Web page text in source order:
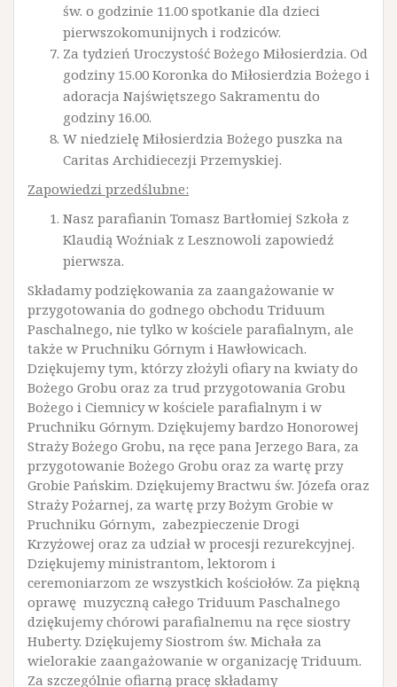
św. o godzinie 11.00 spotkanie dla dzieci
pierwszokomunijnych i rodziców.
Za tydzień Uroczystość Bożego Miłosierdzia. Od
godziny 15.00 Koronka do Miłosierdzia Bożego i
adoracja Najświętszego Sakramentu do
godziny 16.00.
W niedzielę Miłosierdzia Bożego puszka na
Caritas Archidiecezji Przemyskiej.
Zapowiedzi przedślubne:
Nasz parafianin Tomasz Bartłomiej Szkoła z
Klaudią Woźniak z Lesznowoli zapowiedź
pierwsza.
Składamy podziękowania za zaangażowanie w
przygotowania do godnego obchodu Triduum
Paschalnego, nie tylko w kościele parafialnym, ale
także w Pruchniku Górnym i Hawłowicach.
Dziękujemy tym, którzy złożyli ofiary na kwiaty do
Bożego Grobu oraz za trud przygotowania Grobu
Bożego i Ciemnicy w kościele parafialnym i w
Pruchniku Górnym. Dziękujemy bardzo Honorowej
Straży Bożego Grobu, na ręce pana Jerzego Bara, za
przygotowanie Bożego Grobu oraz za wartę przy
Grobie Pańskim. Dziękujemy Bractwu św. Józefa oraz
Straży Pożarnej, za wartę przy Bożym Grobie w
Pruchniku Górnym, zabezpieczenie Drogi
Krzyżowej oraz za udział w procesji rezurekcyjnej.
Dziękujemy ministrantom, lektorom i
ceremoniarzom ze wszystkich kościołów. Za piękną
oprawę muzyczną całego Triduum Paschalnego
dziękujemy chórowi parafialnemu na ręce siostry
Huberty. Dziękujemy Siostrom św. Michała za
wielorakie zaangażowanie w organizację Triduum.
Za szczególnie ofiarną pracę składamy